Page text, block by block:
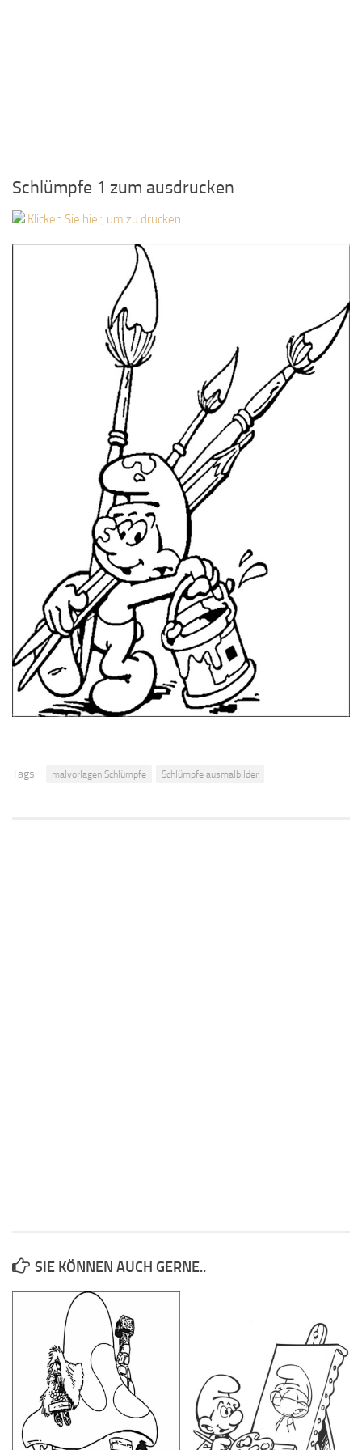
Schlümpfe 1 zum ausdrucken
Klicken Sie hier, um zu drucken
Tags: malvorlagen Schlümpfe Schlümpfe ausmalbilder
SIE KÖNNEN AUCH GERNE..